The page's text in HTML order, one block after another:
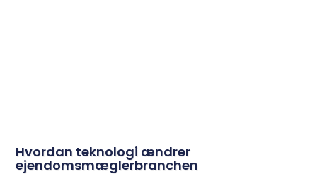
Hvordan teknologi ændrer
ejendomsmæglerbranchen